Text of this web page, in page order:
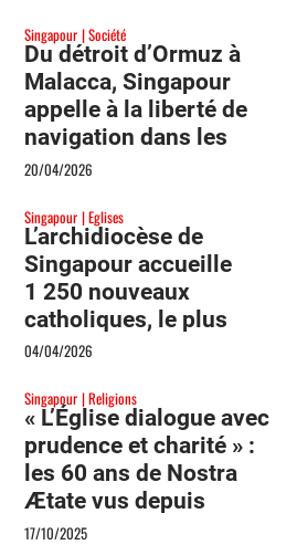
Singapour Société
Du détroit d’Ormuz à
Malacca, Singapour
appelle à la liberté de
navigation dans les
goulets d’étranglement
20/04/2026
Singapour Eglises
L’archidiocèse de
Singapour accueille
1 250 nouveaux
catholiques, le plus
grand groupe depuis
04/04/2026
Singapour Religions
« L’Église dialogue avec
prudence et charité » :
les 60 ans de Nostra
Ætate vus depuis
Singapour
17/10/2025